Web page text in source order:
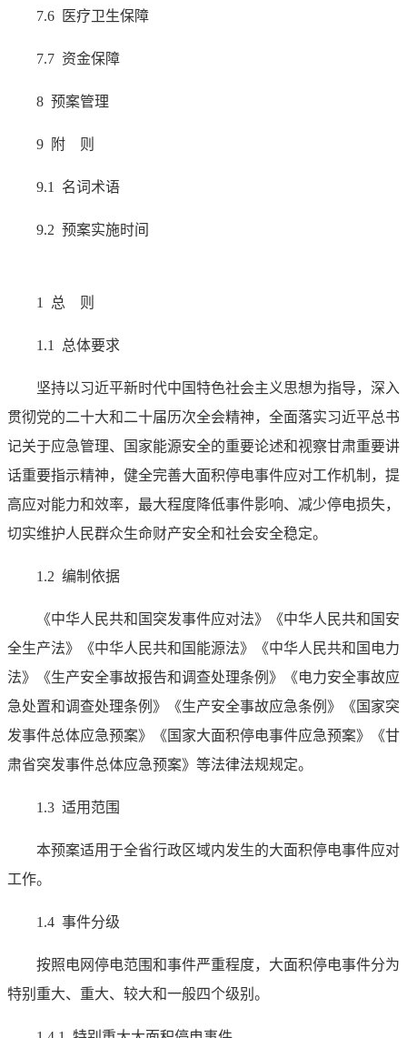
7.6 医疗卫生保障
7.7 资金保障
8 预案管理
9 附 则
9.1 名词术语
9.2 预案实施时间
1 总 则
1.1 总体要求
坚持以习近平新时代中国特色社会主义思想为指导，深入
贯彻党的二十大和二十届历次全会精神，全面落实习近平总书
记关于应急管理、国家能源安全的重要论述和视察甘肃重要讲
话重要指示精神，健全完善大面积停电事件应对工作机制，提
高应对能力和效率，最大程度降低事件影响、减少停电损失，
切实维护人民群众生命财产安全和社会安全稳定。
1.2 编制依据
《中华人民共和国突发事件应对法》《中华人民共和国安
全生产法》《中华人民共和国能源法》《中华人民共和国电力
法》《生产安全事故报告和调查处理条例》《电力安全事故应
急处置和调查处理条例》《生产安全事故应急条例》《国家突
发事件总体应急预案》《国家大面积停电事件应急预案》《甘
肃省突发事件总体应急预案》等法律法规规定。
1.3 适用范围
本预案适用于全省行政区域内发生的大面积停电事件应对
工作。
1.4 事件分级
按照电网停电范围和事件严重程度，大面积停电事件分为
特别重大、重大、较大和一般四个级别。